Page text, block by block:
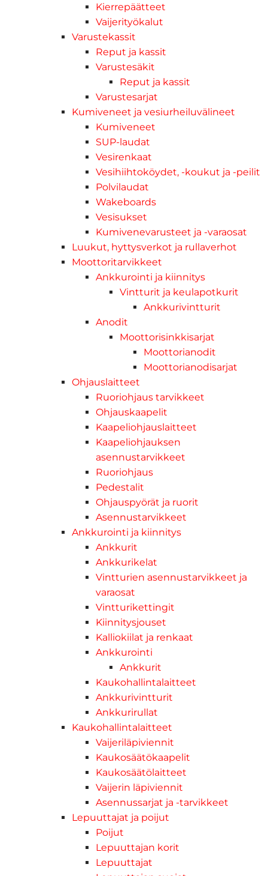
Kierrepäätteet
Vaijerityökalut
Varustekassit
Reput ja kassit
Varustesäkit
Reput ja kassit
Varustesarjat
Kumiveneet ja vesiurheiluvälineet
Kumiveneet
SUP-laudat
Vesirenkaat
Vesihiihtoköydet, -koukut ja -peilit
Polvilaudat
Wakeboards
Vesisukset
Kumivenevarusteet ja -varaosat
Luukut, hyttysverkot ja rullaverhot
Moottoritarvikkeet
Ankkurointi ja kiinnitys
Vintturit ja keulapotkurit
Ankkurivintturit
Anodit
Moottorisinkkisarjat
Moottorianodit
Moottorianodisarjat
Ohjauslaitteet
Ruoriohjaus tarvikkeet
Ohjauskaapelit
Kaapeliohjauslaitteet
Kaapeliohjauksen
asennustarvikkeet
Ruoriohjaus
Pedestalit
Ohjauspyörät ja ruorit
Asennustarvikkeet
Ankkurointi ja kiinnitys
Ankkurit
Ankkurikelat
Vintturien asennustarvikkeet ja
varaosat
Vintturikettingit
Kiinnitysjouset
Kalliokiilat ja renkaat
Ankkurointi
Ankkurit
Kaukohallintalaitteet
Ankkurivintturit
Ankkurirullat
Kaukohallintalaitteet
Vaijeriläpiviennit
Kaukosäätökaapelit
Kaukosäätölaitteet
Vaijerin läpiviennit
Asennussarjat ja -tarvikkeet
Lepuuttajat ja poijut
Poijut
Lepuuttajan korit
Lepuuttajat